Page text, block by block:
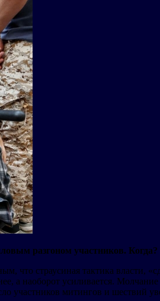
разгоном участников.
что страусиная тактика власти,
а наоборот усиливается.
участников митингов и шествий